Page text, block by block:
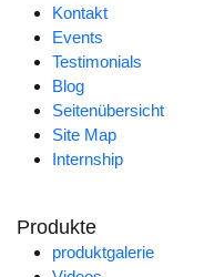
Kontakt
Events
Testimonials
Blog
Seitenübersicht
Site Map
Internship
Produkte
produktgalerie